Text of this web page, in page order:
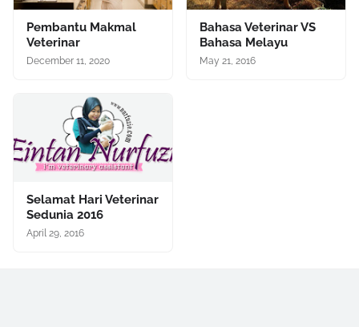
Pembantu Makmal
Veterinar
December 11, 2020
Bahasa Veterinar VS
Bahasa Melayu
May 21, 2016
Selamat Hari Veterinar
Sedunia 2016
April 29, 2016